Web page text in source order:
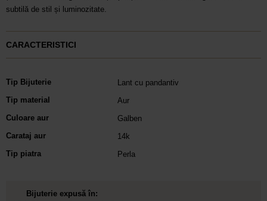
subtilă de stil și luminozitate.
CARACTERISTICI
Tip Bijuterie
Lant cu pandantiv
Tip material
Aur
Culoare aur
Galben
Carataj aur
14k
Tip piatra
Perla
Bijuterie expusă în: